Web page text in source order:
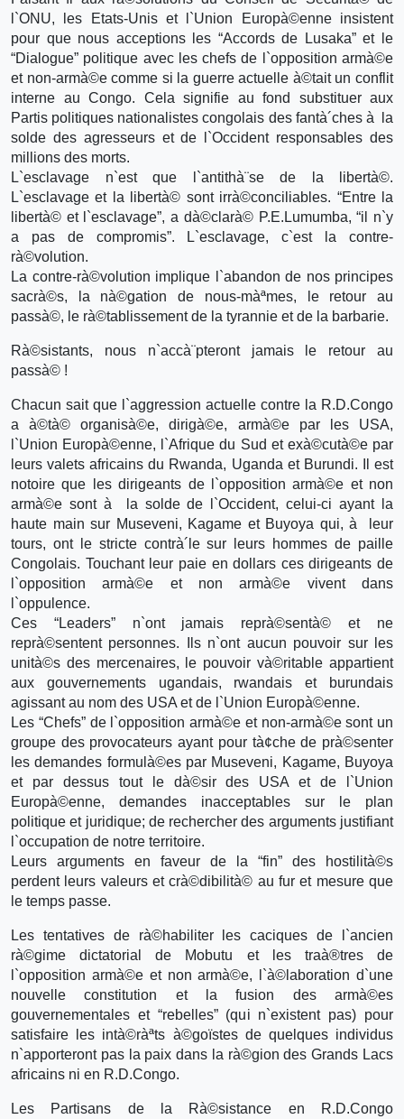
l`ONU, les Etats-Unis et l`Union Europà©enne insistent
pour que nous acceptions les “Accords de Lusaka” et le
“Dialogue” politique avec les chefs de l`opposition armà©e
et non-armà©e comme si la guerre actuelle à©tait un conflit
interne au Congo. Cela signifie au fond substituer aux
Partis politiques nationalistes congolais des fantà´ches à la
solde des agresseurs et de l`Occident responsables des
millions des morts.
L`esclavage n`est que l`antithà¨se de la libertà©.
L`esclavage et la libertà© sont irrà©conciliables. “Entre la
libertà© et l`esclavage”, a dà©clarà© P.E.Lumumba, “il n`y
a pas de compromis”. L`esclavage, c`est la contre-
rà©volution.
La contre-rà©volution implique l`abandon de nos principes
sacrà©s, la nà©gation de nous-màªmes, le retour au
passà©, le rà©tablissement de la tyrannie et de la barbarie.
Rà©sistants, nous n`accà¨pteront jamais le retour au
passà© !
Chacun sait que l`aggression actuelle contre la R.D.Congo
a à©tà© organisà©e, dirigà©e, armà©e par les USA,
l`Union Europà©enne, l`Afrique du Sud et exà©cutà©e par
leurs valets africains du Rwanda, Uganda et Burundi. Il est
notoire que les dirigeants de l`opposition armà©e et non
armà©e sont à la solde de l`Occident, celui-ci ayant la
haute main sur Museveni, Kagame et Buyoya qui, à leur
tours, ont le stricte contrà´le sur leurs hommes de paille
Congolais. Touchant leur paie en dollars ces dirigeants de
l`opposition armà©e et non armà©e vivent dans
l`oppulence.
Ces “Leaders” n`ont jamais reprà©sentà© et ne
reprà©sentent personnes. Ils n`ont aucun pouvoir sur les
unità©s des mercenaires, le pouvoir và©ritable appartient
aux gouvernements ugandais, rwandais et burundais
agissant au nom des USA et de l`Union Europà©enne.
Les “Chefs” de l`opposition armà©e et non-armà©e sont un
groupe des provocateurs ayant pour tà¢che de prà©senter
les demandes formulà©es par Museveni, Kagame, Buyoya
et par dessus tout le dà©sir des USA et de l`Union
Europà©enne, demandes inacceptables sur le plan
politique et juridique; de rechercher des arguments justifiant
l`occupation de notre territoire.
Leurs arguments en faveur de la “fin” des hostilità©s
perdent leurs valeurs et crà©dibilità© au fur et mesure que
le temps passe.
Les tentatives de rà©habiliter les caciques de l`ancien
rà©gime dictatorial de Mobutu et les traà®tres de
l`opposition armà©e et non armà©e, l`à©laboration d`une
nouvelle constitution et la fusion des armà©es
gouvernementales et “rebelles” (qui n`existent pas) pour
satisfaire les intà©ràªts à©goïstes de quelques individus
n`apporteront pas la paix dans la rà©gion des Grands Lacs
africains ni en R.D.Congo.
Les Partisans de la Rà©sistance en R.D.Congo